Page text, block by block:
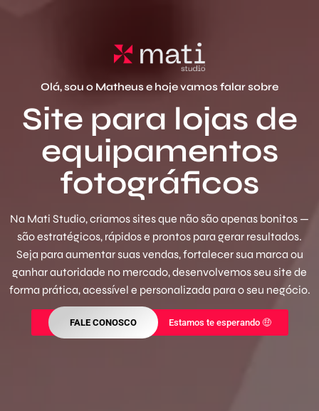
Olá, sou o Matheus e hoje vamos falar sobre
Site para lojas de
equipamentos
fotográficos
Na Mati Studio, criamos sites que não são apenas bonitos —
são estratégicos, rápidos e prontos para gerar resultados.
Seja para aumentar suas vendas, fortalecer sua marca ou
ganhar autoridade no mercado, desenvolvemos seu site de
forma prática, acessível e personalizada para o seu negócio.
FALE CONOSCO Estamos te esperando 🤑